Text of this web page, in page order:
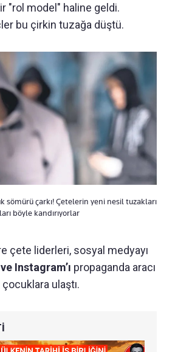
"rol model" haline geldi.
bu çirkin tuzağa düştü.
sömürü çarkı! Çetelerin yeni nesil tuzakları
böyle kandırıyorlar
çete liderleri, sosyal medyayı
Instagram’ı propaganda aracı
ulaştı.